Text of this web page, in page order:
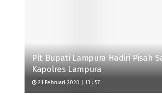
Plt Bupati Lampura Hadiri Pisah
Kapolres Lampura
21 Februari 2020 | 13 : 57